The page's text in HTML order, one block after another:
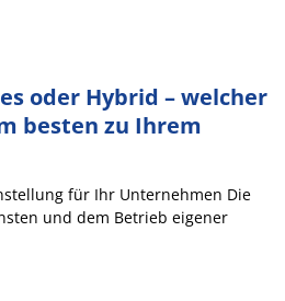
oder Hybrid – welcher
besten zu Ihrem
für Ihr Unternehmen Die
und dem Betrieb eigener